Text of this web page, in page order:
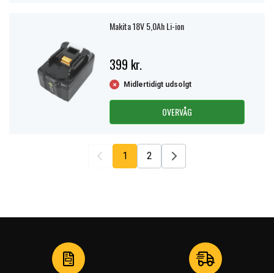
Makita 18V 5,0Ah Li-ion
399 kr.
Midlertidigt udsolgt
OVERVÅG
1 2